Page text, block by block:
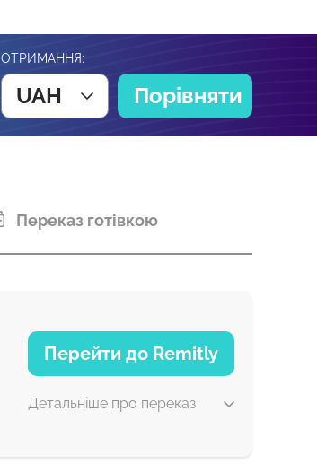
ОТРИМАННЯ:
UAH Порівняти
Переказ готівкою
Перейти до Remitly
Детальніше про переказ